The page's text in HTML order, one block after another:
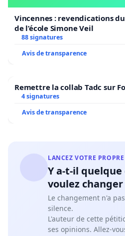
Impliquer la communauté
planification des transports
services répondent aux
population.
Conclusion.
initiative visant à améliorer
en facilitant les
Une mobilité efficace est
développement durable de
Vincennes : revendications
de l’école Simone Veil
88 signatures
Avis de transparence
Remettre la collab Tadc sur
4 signatures
Avis de transparence
LANCEZ VOTRE
Y a-t-il quelque
voulez changer
Le changement n'a
silence.
L'auteur de cette
ses opinions. Allez-